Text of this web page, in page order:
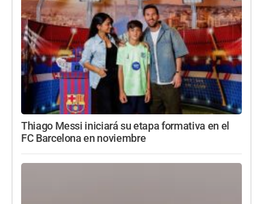
Thiago Messi iniciará su etapa formativa en el
FC Barcelona en noviembre